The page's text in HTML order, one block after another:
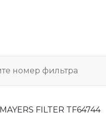
MAYERS FILTER TF64744